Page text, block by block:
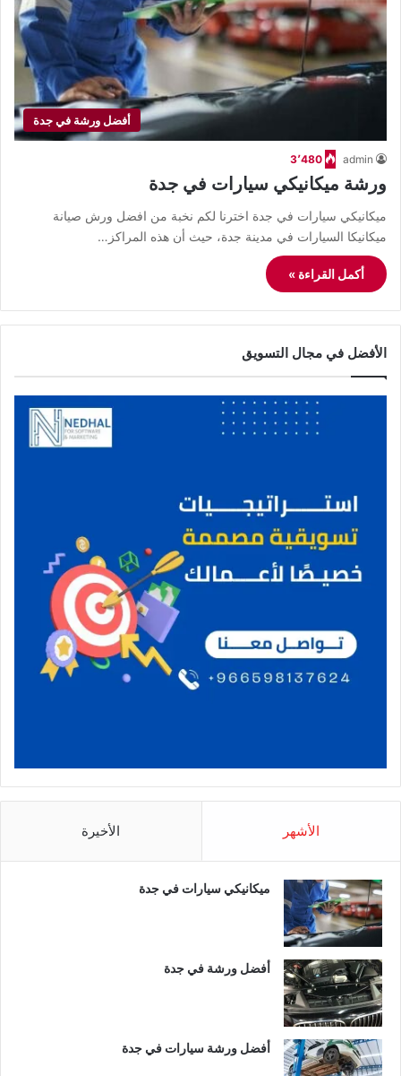
أفضل ورشة في جدة
admin 3٬480
ورشة ميكانيكي سيارات في جدة
ميكانيكي سيارات في جدة اخترنا لكم نخبة من افضل ورش صيانة
ميكانيكا السيارات في مدينة جدة، حيث أن هذه المراكز…
أكمل القراءة »
الأفضل في مجال التسويق
الأشهر الأخيرة
ميكانيكي سيارات في جدة
أفضل ورشة في جدة
أفضل ورشة سيارات في جدة